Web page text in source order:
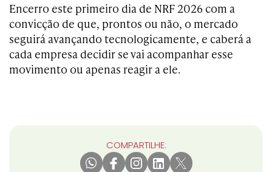
Encerro este primeiro dia de NRF 2026 com a
convicção de que, prontos ou não, o mercado
seguirá avançando tecnologicamente, e caberá a
cada empresa decidir se vai acompanhar esse
movimento ou apenas reagir a ele.
COMPARTILHE: